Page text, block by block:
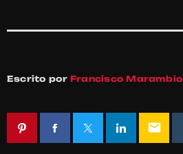
Escrito por Francisco Marambio
email